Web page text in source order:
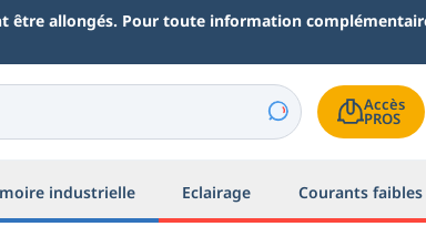
être allongés. Pour toute information
Accès
PROS
industrielle Eclairage Courants faibles